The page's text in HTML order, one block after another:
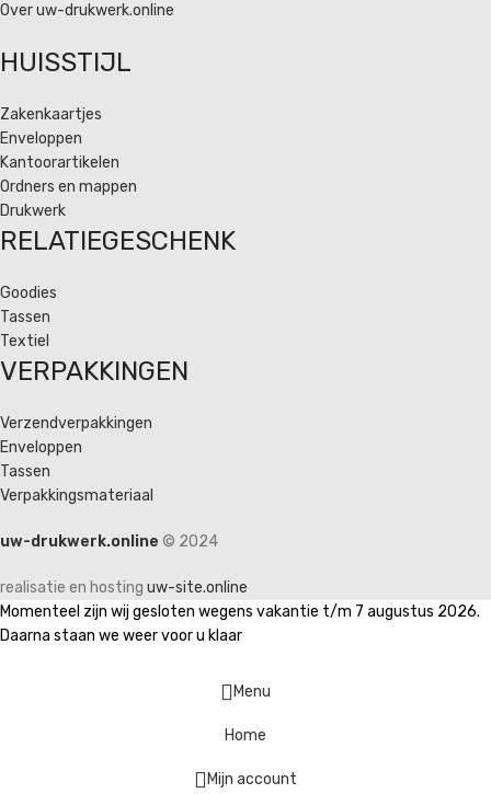
Over uw-drukwerk.online
HUISSTIJL
Zakenkaartjes
Enveloppen
Kantoorartikelen
Ordners en mappen
Drukwerk
RELATIEGESCHENK
Goodies
Tassen
Textiel
VERPAKKINGEN
Verzendverpakkingen
Enveloppen
Tassen
Verpakkingsmateriaal
uw-drukwerk.online © 2024
realisatie en hosting uw-site.online
Momenteel zijn wij gesloten wegens vakantie t/m 7 augustus 2026.
Daarna staan we weer voor u klaar
Menu
Home
Mijn account